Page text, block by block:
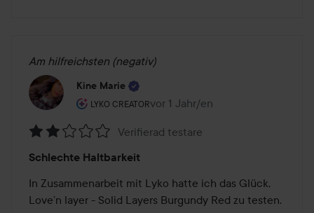
Am hilfreichsten (negativ)
Kine Marie
LYKO CREATOR
Rolle des Benutzers: Lyko Creator.
vor 1 Jahr/en
Der Beitrag wurde vor 1 Jahr/en
2
von
5
Verifierad testare
Schlechte Haltbarkeit
In Zusammenarbeit mit Lyko hatte ich das Glück,
Love’n layer - Solid Layers Burgundy Red zu testen.